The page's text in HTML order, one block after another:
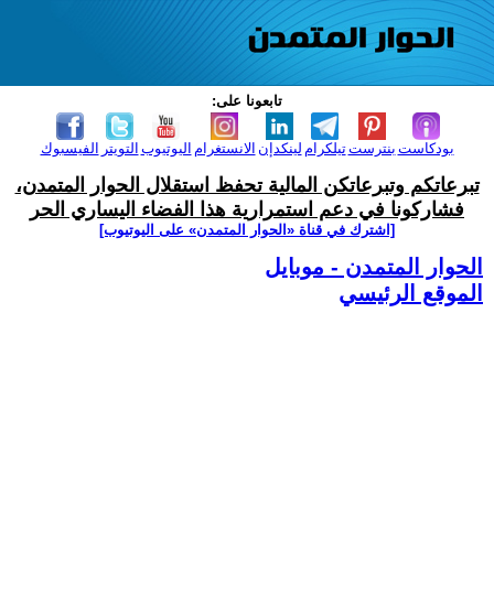
تابعونا على:
الفيسبوك التويتر اليوتيوب الانستغرام لينكدإن تيلكرامبنترست بودكاست
تبرعاتكم وتبرعاتكن المالية تحفظ استقلال الحوار المتمدن،
فشاركونا في دعم استمرارية هذا الفضاء اليساري الحر
[اشترك في قناة ‫«الحوار المتمدن» على اليوتيوب]
الحوار المتمدن - موبايل
الموقع الرئيسي